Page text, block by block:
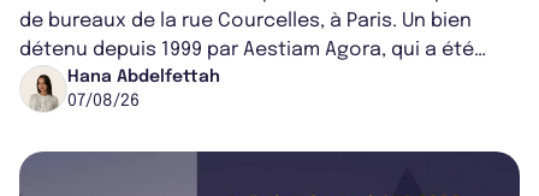
de bureaux de la rue Courcelles, à Paris. Un bien
détenu depuis 1999 par Aestiam Agora, qui a été
cédé avec une plus-value...
Hana Abdelfettah
07/08/26